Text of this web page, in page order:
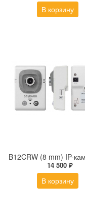
В корзину
14 500 ₽
В корзину